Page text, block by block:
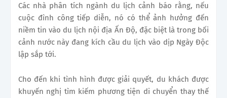
Các nhà phân tích ngành du lịch cảnh báo rằng, nếu
cuộc đình công tiếp diễn, nó có thể ảnh hưởng đến
niềm tin vào du lịch nội địa Ấn Độ, đặc biệt là trong bối
cảnh nước này đang kích cầu du lịch vào dịp Ngày Độc
lập sắp tới.
Cho đến khi tình hình được giải quyết, du khách được
khuyến nghị tìm kiếm phương tiện di chuyển thay thế